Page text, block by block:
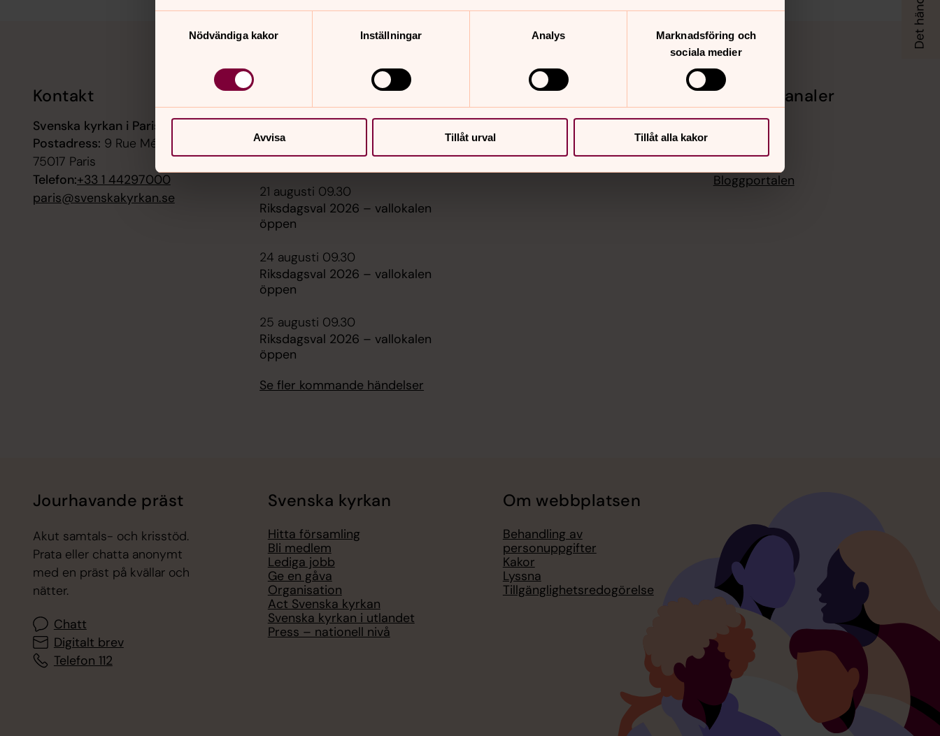
Nödvändiga kakor
Inställningar Analys
Marknadsföring och
sociala medier
Avvisa Tillåt urval Tillåt alla kakor
Kontakt
Svenska kyrkan i Paris
Postadress: 9 Rue Médéric, FR-
75017 Paris
Telefon:+33 1 44297000
paris@svenskakyrkan.se
Riksdagsval 2026 – vallokalen
öppen
21 augusti 09.30
Riksdagsval 2026 – vallokalen
öppen
24 augusti 09.30
Riksdagsval 2026 – vallokalen
öppen
25 augusti 09.30
Riksdagsval 2026 – vallokalen
öppen
Se fler kommande händelser
Hitta snabbt
Kontakt & personal
Kyrkoråd
Sidkarta
Sociala kanaler
Facebook
Youtube
Bloggportalen
Jourhavande präst
Akut samtals- och krisstöd.
Prata eller chatta anonymt
med en präst på kvällar och
nätter.
Chatt
Digitalt brev
Telefon 112
Svenska kyrkan
Hitta församling
Bli medlem
Lediga jobb
Ge en gåva
Organisation
Act Svenska kyrkan
Svenska kyrkan i utlandet
Press – nationell nivå
Om webbplatsen
Behandling av
personuppgifter
Kakor
Lyssna
Tillgänglighetsredogörelse